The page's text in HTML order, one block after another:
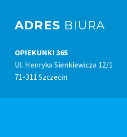
ADRES BIURA
OPIEKUNKI 365
Ul. Henryka Sienkiewicza 12/1
71-311 Szczecin